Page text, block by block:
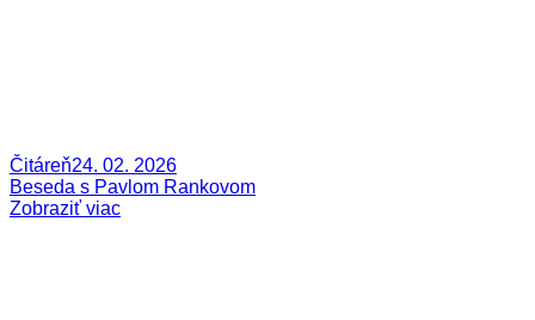
Čitáreň24. 02. 2026
Beseda s Pavlom Rankovom
Zobraziť viac